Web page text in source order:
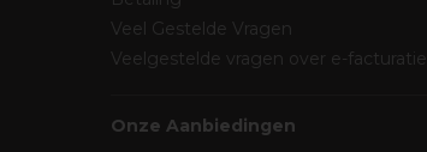
Veel Gestelde Vragen
Veelgestelde vragen over e-facturatie
Onze Aanbiedingen